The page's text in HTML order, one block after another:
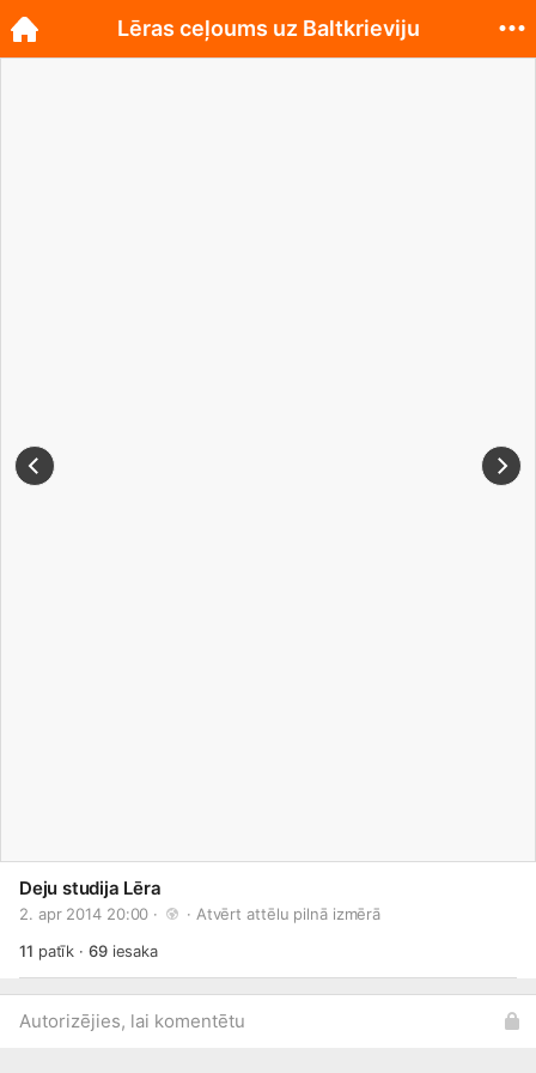
Deju studija Lēra
2. apr 2014 20:00 · · Atvērt attēlu pilnā izmērā
11 patīk · 69iesaka
Autorizējies, lai komentētu
Lēras ceļoums uz Baltkrieviju